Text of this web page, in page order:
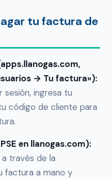
tu factura de
→ Tu factura»):
sesión, ingresa tu
código de cliente para
en llanogas.com):
través de la
factura a mano y